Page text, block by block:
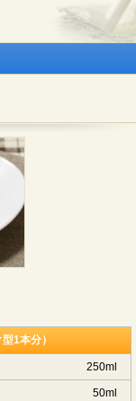
1本分）
250ml
50ml